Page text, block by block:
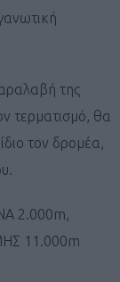
της
τερματισμό, θα
τον δρομέα,
του.
2.000m,
11.000m